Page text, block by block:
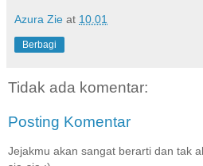
Azura Zie at 10.01
Berbagi
Tidak ada komentar:
Posting Komentar
Jejakmu akan sangat berarti dan tak